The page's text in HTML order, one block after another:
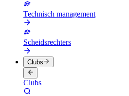
Technisch management
Scheidsrechters
Clubs
Clubs